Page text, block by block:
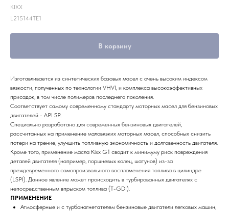
KIXX
L215144TE1
В корзину
Изготавливается из синтетических базовых масел с очень высоким индексом
вязкости, полученных по технологии VHVI, и комплекса высокоэффективных
присадок, в том числе полимеров последнего поколения.
Соответствует самому современному стандарту моторных масел для бензиновых
двигателей - API SP.
Специально разработано для современных бензиновых двигателей,
рассчитанных на применение маловязких моторных масел, способных снизить
потери на трение, улучшить топливную экономичность и долговечность двигателя.
Кроме того, применение масла Kixx G1 сводит к минимуму риск повреждения
деталей двигателя (например, поршневых колец, шатунов) из-за
преждевременного самопроизвольного воспламенения топлива в цилиндре
(LSPI). Данное явление может происходить в турбированных двигателях с
непосредственным впрыском топлива (T-GDI).
ПРИМЕНЕНИЕ
Атмосферные и с турбонагнетателем бензиновые двигатели легковых машин,